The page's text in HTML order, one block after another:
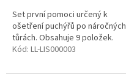
Set první pomoci určený k
ošetření puchýřů po náročných
tůrách. Obsahuje 9 položek.
Kód: LL-LIS000003